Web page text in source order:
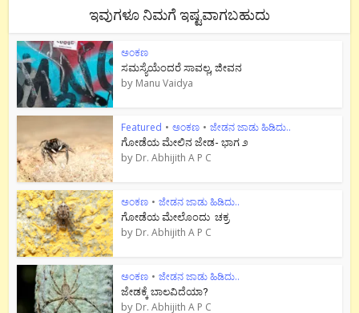
ಇವುಗಳೂ ನಿಮಗೆ ಇಷ್ಟವಾಗಬಹುದು
ಅಂಕಣ
ಸಮಸ್ಯೆಯೆಂದರೆ ಸಾವಲ್ಲ, ಜೀವನ
by Manu Vaidya
Featured • ಅಂಕಣ • ಜೇಡನ ಜಾಡು ಹಿಡಿದು..
ಗೋಡೆಯ ಮೇಲಿನ ಜೇಡ- ಭಾಗ ೨
by Dr. Abhijith A P C
ಅಂಕಣ • ಜೇಡನ ಜಾಡು ಹಿಡಿದು..
ಗೋಡೆಯ ಮೇಲೊಂದು ಚಕ್ರ
by Dr. Abhijith A P C
ಅಂಕಣ • ಜೇಡನ ಜಾಡು ಹಿಡಿದು..
ಜೇಡಕ್ಕೆ ಬಾಲವಿದೆಯಾ?
by Dr. Abhijith A P C